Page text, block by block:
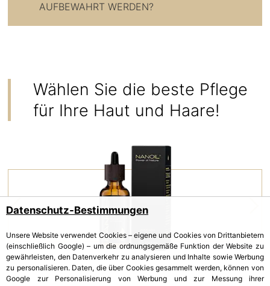
AUFBEWAHRT WERDEN?
Wählen Sie die beste Pflege
für Ihre Haut und Haare!
Datenschutz-Bestimmungen
Unsere Website verwendet Cookies – eigene und Cookies von Drittanbietern
(einschließlich Google) – um die ordnungsgemäße Funktion der Website zu
gewährleisten, den Datenverkehr zu analysieren und Inhalte sowie Werbung
zu personalisieren. Daten, die über Cookies gesammelt werden, können von
Google zur Personalisierung von Werbung und zur Messung ihrer